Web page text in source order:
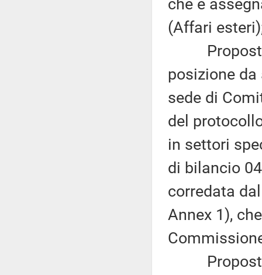
che è
(Affari
Proposta
posizione da
sede di
del
in settori
di bilancio
corredata
Annex 1),
Proposta